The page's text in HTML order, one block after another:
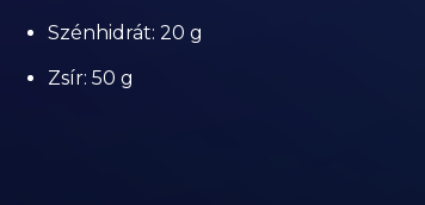
Szénhidrát: 20 g
Zsír: 50 g